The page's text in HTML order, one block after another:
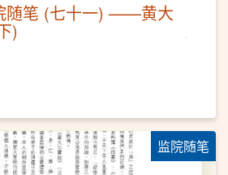
随笔 (七十一) ——黄大
)
监院随笔